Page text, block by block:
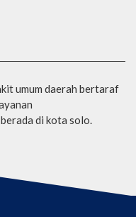
umum daerah bertaraf
di kota solo.